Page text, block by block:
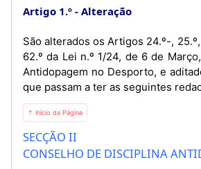
Artigo 1.º Alteração
São alterados os Artigos 24.º-,
62.º da Lei n.º 1/24, de 6 de
Antidopagem no Desporto, e
que passam a ter as seguintes
⇡ Início da Página
SECÇÃO II
CONSELHO DE DISCIPLINA